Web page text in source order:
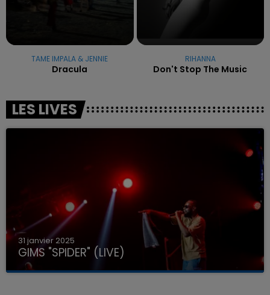
TAME IMPALA & JENNIE
Dracula
RIHANNA
Don't Stop The Music
LES LIVES
31 janvier 2025
GIMS "SPIDER" (LIVE)